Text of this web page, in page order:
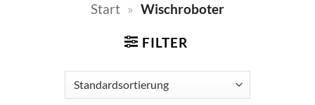
Start » Wischroboter
FILTER